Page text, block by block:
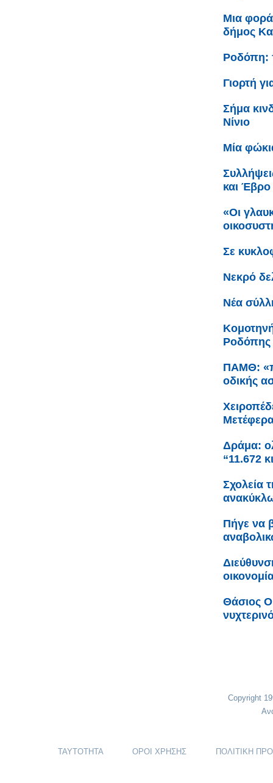
Μια φορά
δήμος
Ροδόπη:
Γιορτή
Σήμα
Νίνιο
Μία
και
«Οι
Σε
Νεκρό
Νέα
Ροδόπης
ΠΑΜΘ:
οδικής
Δράμα:
“11.672
Σχολεία
Πήγε να
Θάσιος
Copyright
ΤΑΥΤΟΤΗΤΑ ΟΡΟΙ ΧΡΗΣΗΣ ΠΟΛΙΤΙΚΗ